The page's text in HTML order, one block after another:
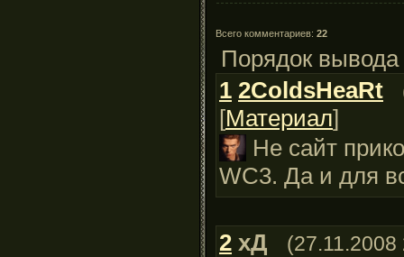
Всего комментариев: 22
Порядок
1 2ColdsHeaRt
[Материал]
Не сайт
WC3. Да и для
2 хД (27.11.2008